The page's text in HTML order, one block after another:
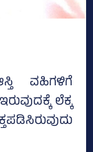
ವಹಿಗಳಿಗೆ
ಲೆಕ್ಕ